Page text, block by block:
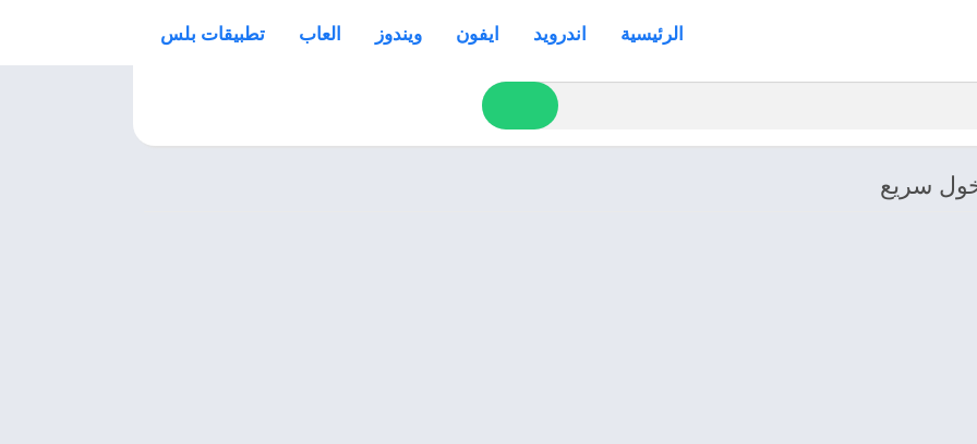
الرئيسية اندرويد ايفون ويندوز العاب تطبيقات بلس
سريع